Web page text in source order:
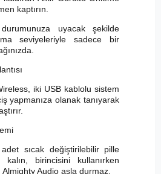
kaptırın.
uyacak şekilde
seviyeleriyle sadece bir
iki USB kablolu sistem
yapmanıza olanak tanıyarak
adet sıcak değiştirilebilir pille
birincisini kullanırken
Audio asla durmaz.